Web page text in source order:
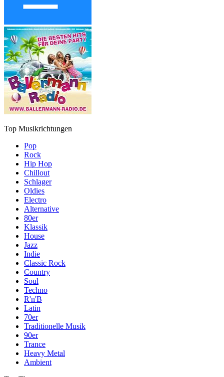
Top Musikrichtungen
Pop
Rock
Hip Hop
Chillout
Schlager
Oldies
Electro
Alternative
80er
Klassik
House
Jazz
Indie
Classic Rock
Country
Soul
Techno
R'n'B
Latin
70er
Traditionelle Musik
90er
Trance
Heavy Metal
Ambient